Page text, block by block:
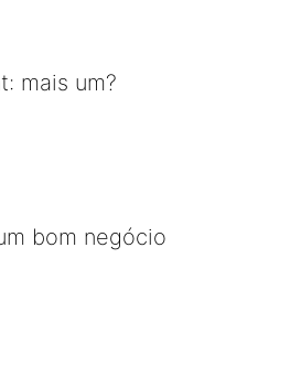
mais um?
bom negócio